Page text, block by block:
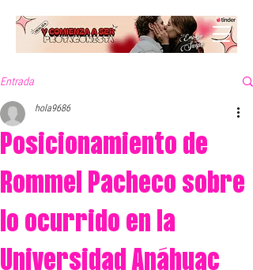
Entrada
Posicionamiento de
Rommel Pacheco sobre
lo ocurrido en la
Universidad Anáhuac
hola9686